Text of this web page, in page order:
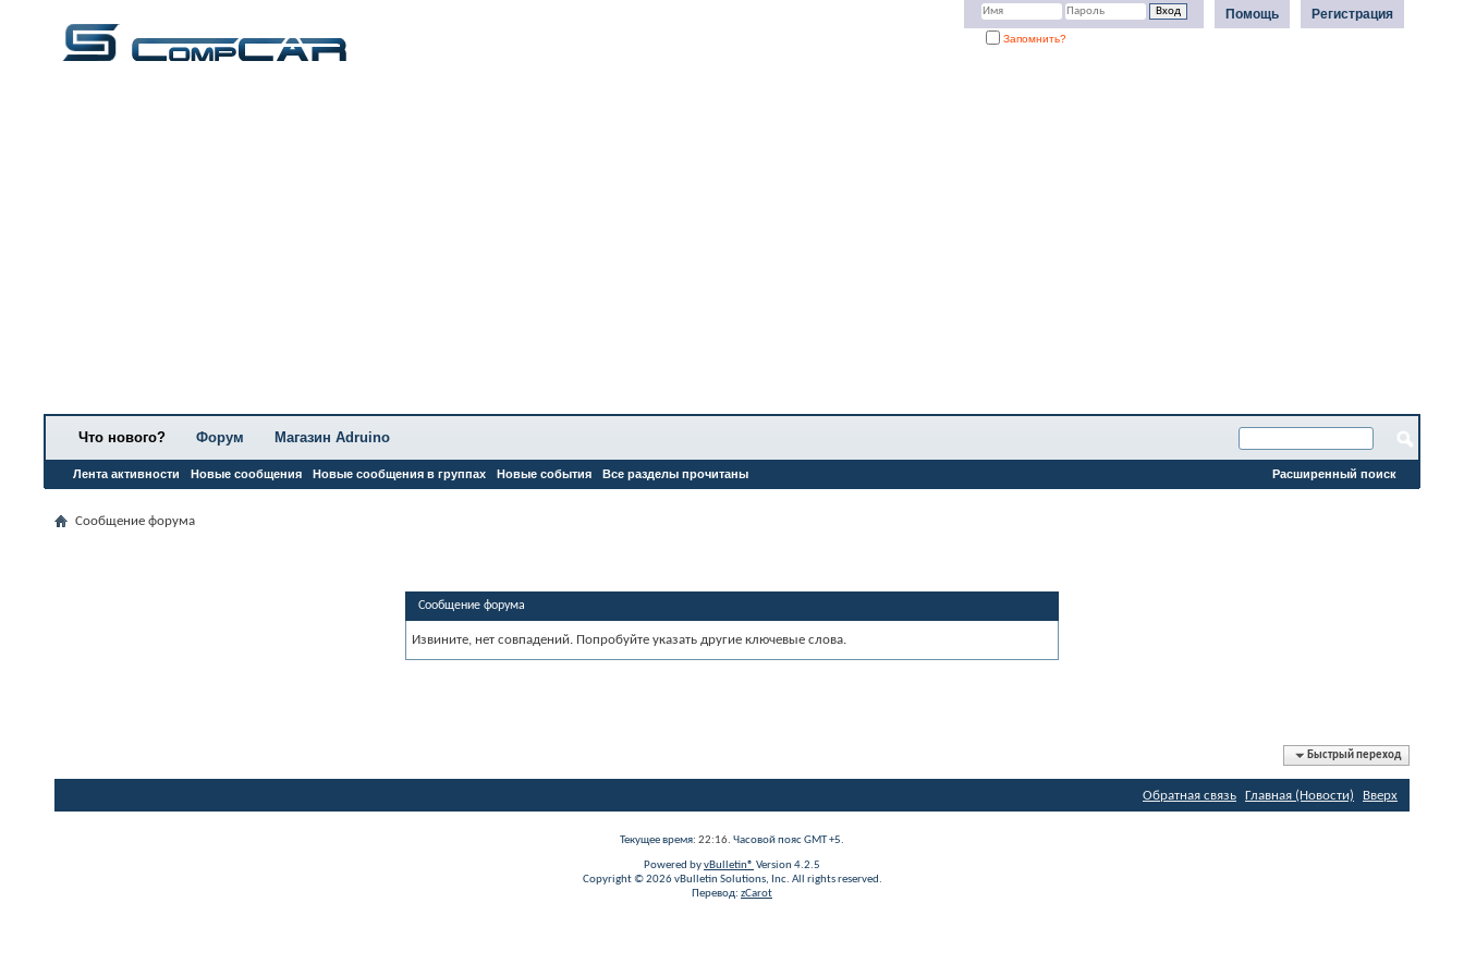
Регистрация
Помощь
Запомнить?
Что нового?
Лента активности Новые сообщения Новые сообщения в группах Новые события Все разделы прочитаны
Форум Магазин Adruino
Расширенный поиск
Сообщение форума
Сообщение форума
Извините, нет совпадений. Попробуйте указать другие ключевые слова.
Быстрый переход
Обратная связь Главная (Новости) Вверх
Текущее время: 22:16. Часовой пояс GMT +5.
Powered byvBulletin® Version 4.2.5
Copyright © 2026 vBulletin Solutions, Inc. All rights reserved.
Перевод: zCarot